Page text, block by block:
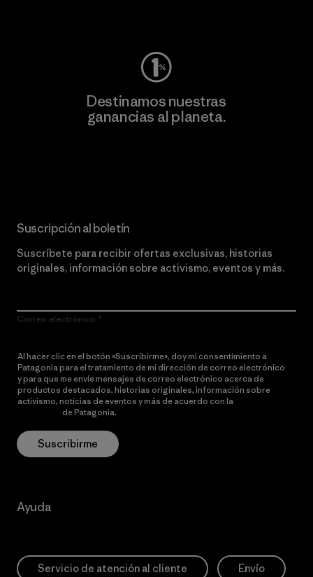
Destinamos nuestras
ganancias al planeta.
Suscripción al boletín
Suscríbete para recibir ofertas exclusivas, historias
originales, información sobre activismo, eventos y más.
Correo electrónico
Al hacer clic en el botón «Suscribirme», doy mi consentimiento a
Patagonia para el tratamiento de mi dirección de correo electrónico
y para que me envíe mensajes de correo electrónico acerca de
productos destacados, historias originales, información sobre
activismo, noticias de eventos y más de acuerdo con la
de Patagonia.
Suscribirme
Ayuda
Servicio de atención al cliente Envío